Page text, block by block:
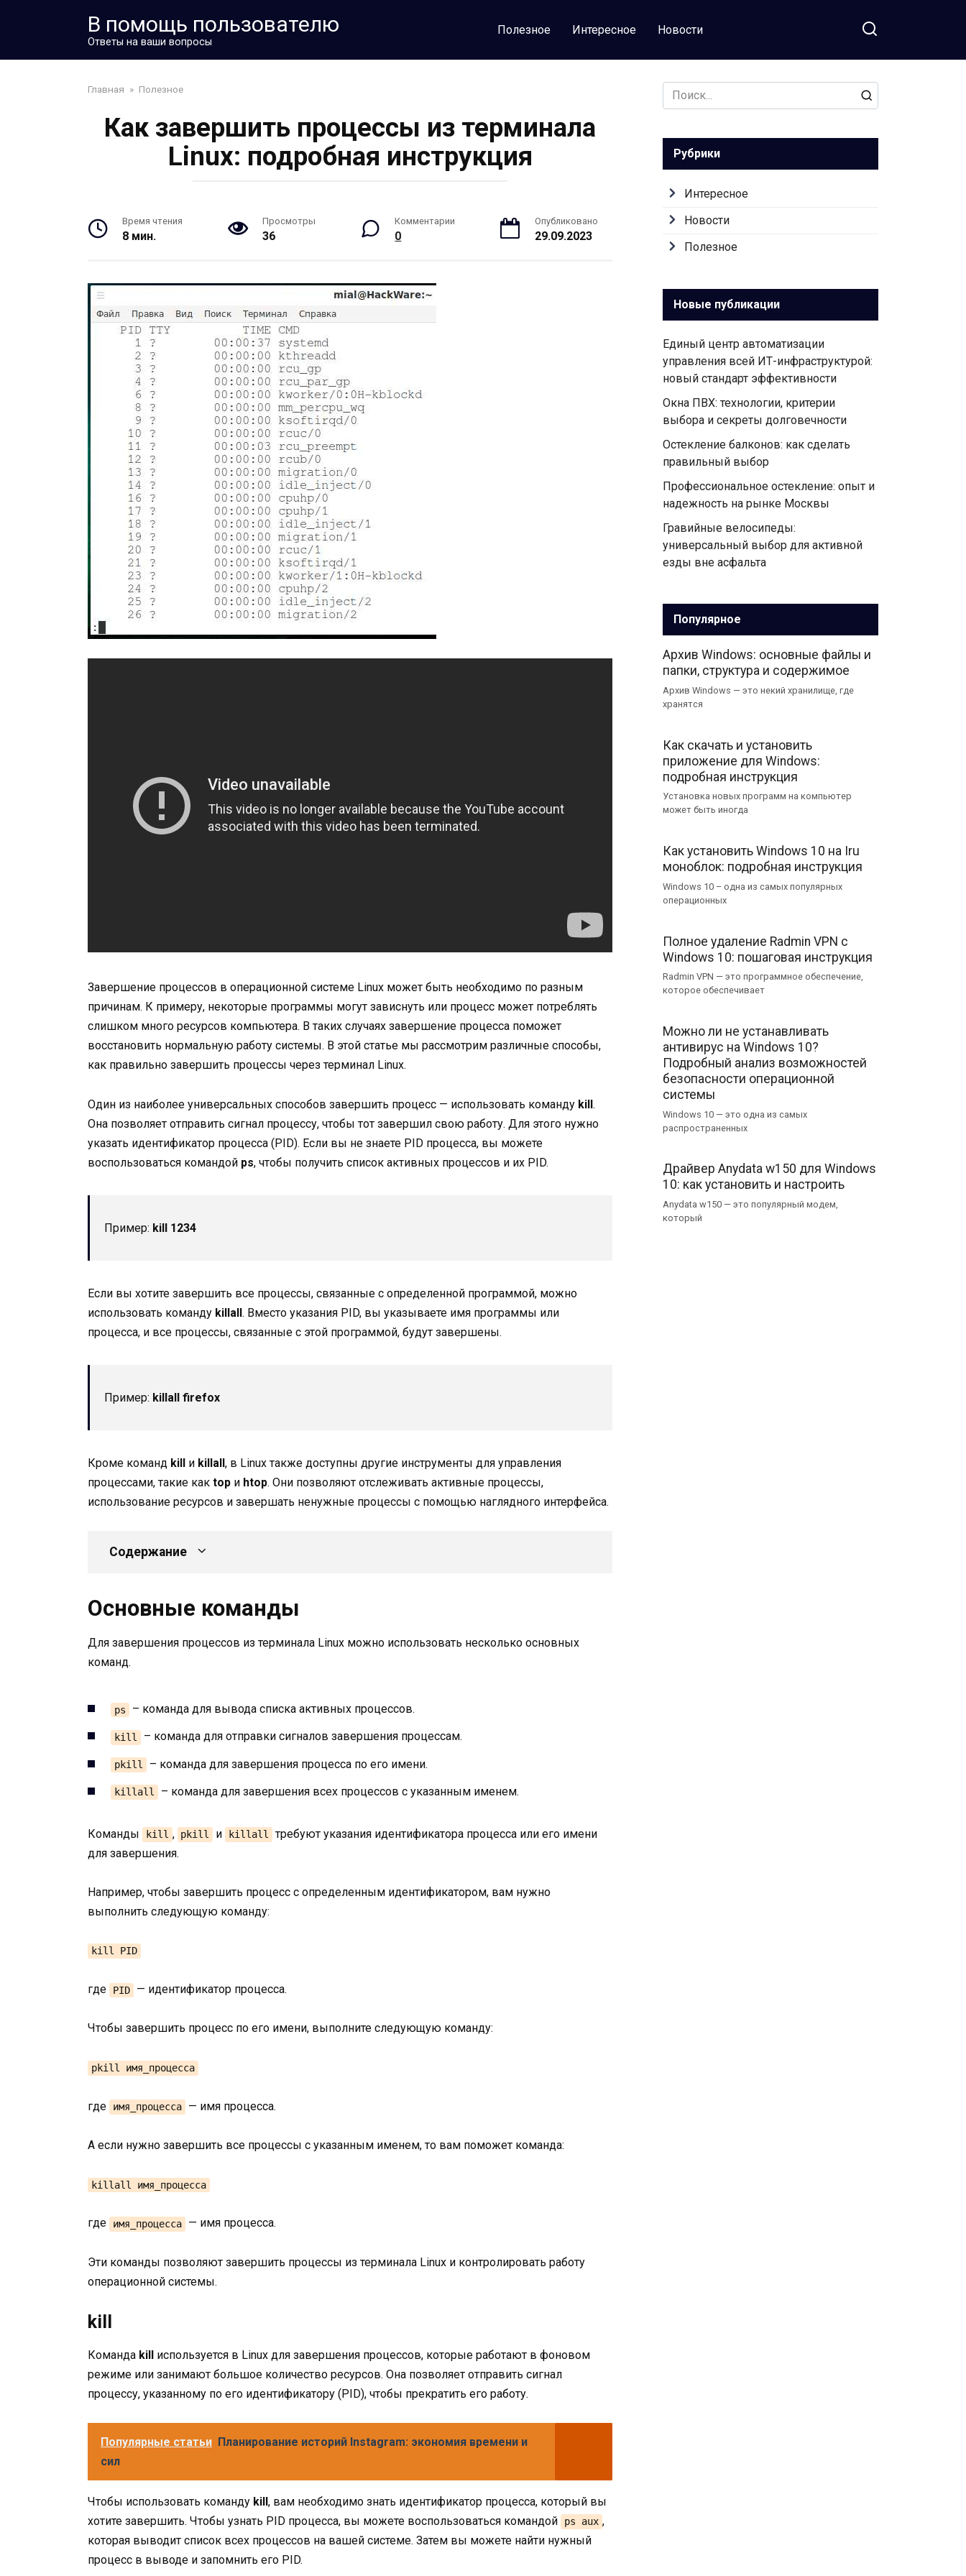
В помощь пользователю
Ответы на ваши вопросы
Полезное Интересное Новости
Главная » Полезное
Как завершить процессы из терминала
Linux: подробная инструкция
Время чтения
8 мин.
Просмотры
36
Комментарии
0
Опубликовано
29.09.2023
Завершение процессов в операционной системе Linux может быть необходимо по разным
причинам. К примеру, некоторые программы могут зависнуть или процесс может потреблять
слишком много ресурсов компьютера. В таких случаях завершение процесса поможет
восстановить нормальную работу системы. В этой статье мы рассмотрим различные способы,
как правильно завершить процессы через терминал Linux.
Один из наиболее универсальных способов завершить процесс — использовать команду kill.
Она позволяет отправить сигнал процессу, чтобы тот завершил свою работу. Для этого нужно
указать идентификатор процесса (PID). Если вы не знаете PID процесса, вы можете
воспользоваться командой ps, чтобы получить список активных процессов и их PID.
Пример: kill 1234
Если вы хотите завершить все процессы, связанные с определенной программой, можно
использовать команду killall. Вместо указания PID, вы указываете имя программы или
процесса, и все процессы, связанные с этой программой, будут завершены.
Пример: killall firefox
Кроме команд kill и killall, в Linux также доступны другие инструменты для управления
процессами, такие как top и htop. Они позволяют отслеживать активные процессы,
использование ресурсов и завершать ненужные процессы с помощью наглядного интерфейса.
Содержание
Основные команды
Для завершения процессов из терминала Linux можно использовать несколько основных
команд.
ps – команда для вывода списка активных процессов.
kill – команда для отправки сигналов завершения процессам.
pkill – команда для завершения процесса по его имени.
killall – команда для завершения всех процессов с указанным именем.
Команды kill , pkill и killall
требуют указания идентификатора процесса или его имени
для завершения.
Например, чтобы завершить процесс с определенным идентификатором, вам нужно
выполнить следующую команду:
kill PID
где PID — идентификатор процесса.
Чтобы завершить процесс по его имени, выполните следующую команду:
pkill имя_процесса
где имя_процесса — имя процесса.
А если нужно завершить все процессы с указанным именем, то вам поможет команда:
killall имя_процесса
где имя_процесса — имя процесса.
Эти команды позволяют завершить процессы из терминала Linux и контролировать работу
операционной системы.
kill
Команда kill используется в Linux для завершения процессов, которые работают в фоновом
режиме или занимают большое количество ресурсов. Она позволяет отправить сигнал
процессу, указанному по его идентификатору (PID), чтобы прекратить его работу.
Популярные статьи Планирование историй Instagram: экономия времени и
сил
Чтобы использовать команду kill, вам необходимо знать идентификатор процесса, который вы
хотите завершить. Чтобы узнать PID процесса, вы можете воспользоваться командой
ps aux ,
которая выводит список всех процессов на вашей системе. Затем вы можете найти нужный
процесс в выводе и запомнить его PID.
Search
for:
Рубрики
Интересное
Новости
Полезное
Новые публикации
Единый центр автоматизации
управления всей ИТ-инфраструктурой:
новый стандарт эффективности
Окна ПВХ: технологии, критерии
выбора и секреты долговечности
Остекление балконов: как сделать
правильный выбор
Профессиональное остекление: опыт и
надежность на рынке Москвы
Гравийные велосипеды:
универсальный выбор для активной
езды вне асфальта
Популярное
Архив Windows: основные файлы и
папки, структура и содержимое
Архив Windows — это некий хранилище, где
хранятся
Как скачать и установить
приложение для Windows:
подробная инструкция
Установка новых программ на компьютер
может быть иногда
Как установить Windows 10 на Iru
моноблок: подробная инструкция
Windows 10 – одна из самых популярных
операционных
Полное удаление Radmin VPN с
Windows 10: пошаговая инструкция
Radmin VPN — это программное обеспечение,
которое обеспечивает
Можно ли не устанавливать
антивирус на Windows 10?
Подробный анализ возможностей
безопасности операционной
системы
Windows 10 — это одна из самых
распространенных
Драйвер Anydata w150 для Windows
10: как установить и настроить
Anydata w150 — это популярный модем,
который